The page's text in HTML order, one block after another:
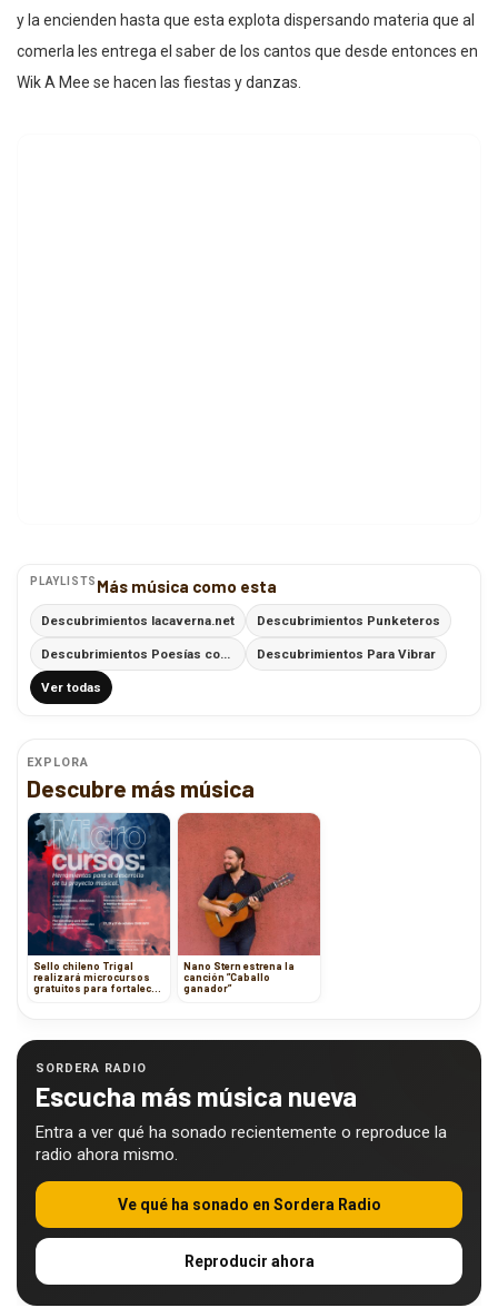
y la encienden hasta que esta explota dispersando materia que al
comerla les entrega el saber de los cantos que desde entonces en
Wik A Mee se hacen las fiestas y danzas.
PLAYLISTS Más música como esta
Descubrimientos lacaverna.net Descubrimientos Punketeros
Descubrimientos Poesías con Ritmo Descubrimientos Para Vibrar
Ver todas
EXPLORA
Descubre más música
Sello chileno Trigal
realizará microcursos
gratuitos para fortalecer
Nano Stern estrena la
canción ”Caballo
ganador”
SORDERA RADIO
Escucha más música nueva
Entra a ver qué ha sonado recientemente o reproduce la
radio ahora mismo.
Ve qué ha sonado en Sordera Radio
Reproducir ahora